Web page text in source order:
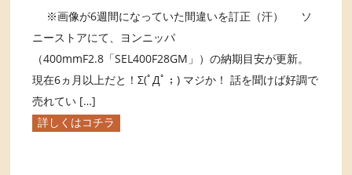
※画像が6週間になっていた間違いを訂正（汗） ソ
ニーストアにて、ヨンニッパ
（400mmF2.8「SEL400F28GM」）の納期目安が更新。
現在6ヵ月以上だと！Σ(ﾟДﾟ；) マジか！ 話を聞けば好調で
売れてい […]
詳しくはコチラ